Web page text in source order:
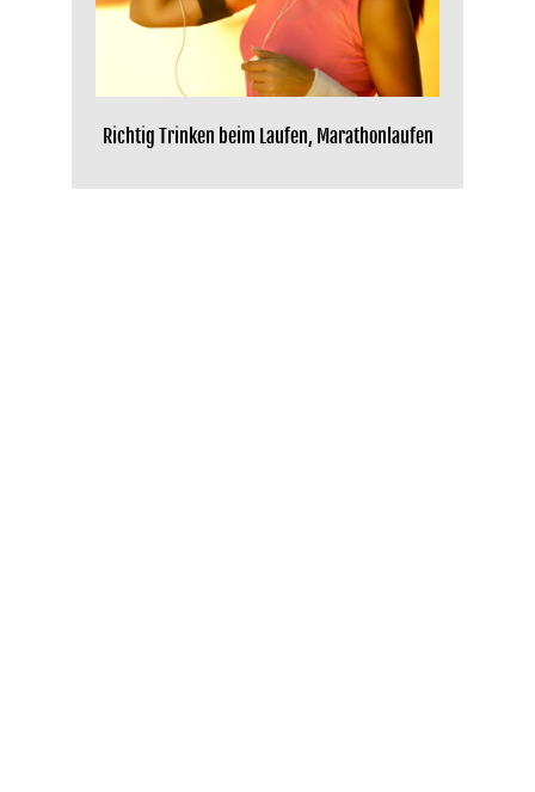
Richtig Trinken beim Laufen, Marathonlaufen